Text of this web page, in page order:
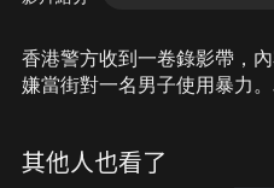
香港警方收到一卷錄影帶，
嫌當街對一名男子使用暴力
其他人也看了